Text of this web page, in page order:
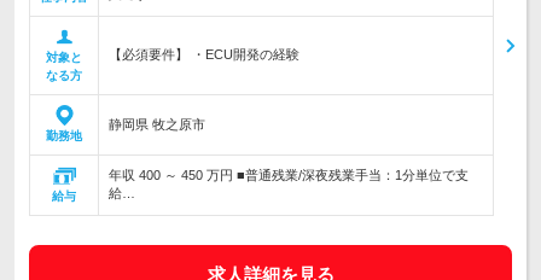
対象と
なる方
【必須要件】 ・ECU開発の経験
勤務地
静岡県 牧之原市
給与
年収 400 ～ 450 万円 ■普通残業/深夜残業手当：1分単位で支
給…
求人詳細を見る